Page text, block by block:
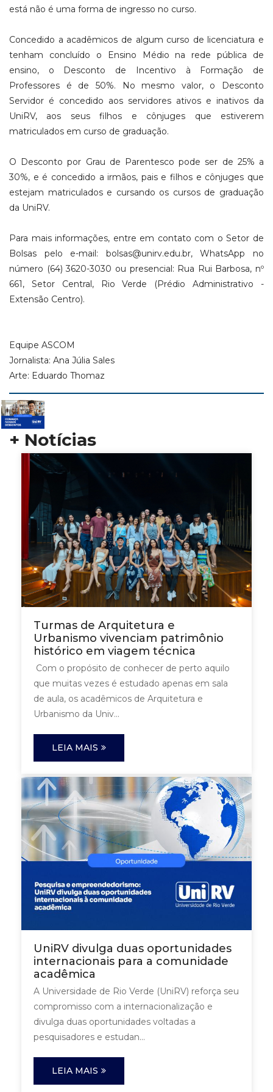
está não é uma forma de ingresso no curso.
Concedido a acadêmicos de algum curso de licenciatura e
tenham concluído o Ensino Médio na rede pública de
ensino, o Desconto de Incentivo à Formação de
Professores é de 50%. No mesmo valor, o Desconto
Servidor é concedido aos servidores ativos e inativos da
UniRV, aos seus filhos e cônjuges que estiverem
matriculados em curso de graduação.
O Desconto por Grau de Parentesco pode ser de 25% a
30%, e é concedido a irmãos, pais e filhos e cônjuges que
estejam matriculados e cursando os cursos de graduação
da UniRV.
Para mais informações, entre em contato com o Setor de
Bolsas pelo e-mail: bolsas@unirv.edu.br, WhatsApp no
número (64) 3620-3030 ou presencial: Rua Rui Barbosa, nº
661, Setor Central, Rio Verde (Prédio Administrativo -
Extensão Centro).
Equipe ASCOM
Jornalista: Ana Júlia Sales
Arte: Eduardo Thomaz
+ Notícias
Turmas de Arquitetura e
Urbanismo vivenciam patrimônio
histórico em viagem técnica
Com o propósito de conhecer de perto aquilo
que muitas vezes é estudado apenas em sala
de aula, os acadêmicos de Arquitetura e
Urbanismo da Univ...
LEIA MAIS
UniRV divulga duas oportunidades
internacionais para a comunidade
acadêmica
A Universidade de Rio Verde (UniRV) reforça seu
compromisso com a internacionalização e
divulga duas oportunidades voltadas a
pesquisadores e estudan...
LEIA MAIS